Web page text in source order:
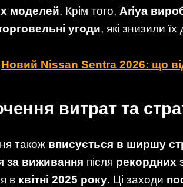
моделей. Крім того, Ariya
угоди, які знизили їх
Новий Nissan Sentra 2026: що
витрат та
також вписується в ширшу
за виживання після рекордних
в квітні 2025 року. Ці заходи